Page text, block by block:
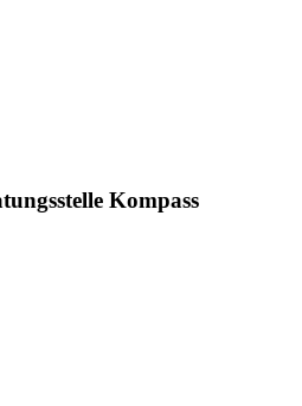
Kompass